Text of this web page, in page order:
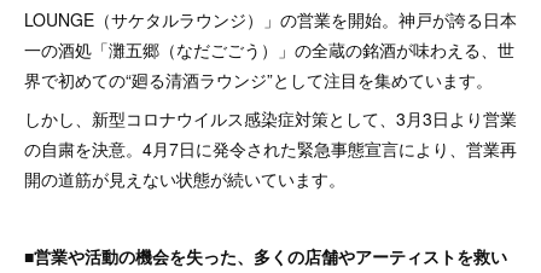
LOUNGE（サケタルラウンジ）」の営業を開始。神戸が誇る日本
一の酒処「灘五郷（なだごごう）」の全蔵の銘酒が味わえる、世
界で初めての“廻る清酒ラウンジ”として注目を集めています。
しかし、新型コロナウイルス感染症対策として、3月3日より営業
の自粛を決意。4月7日に発令された緊急事態宣言により、営業再
開の道筋が見えない状態が続いています。
■営業や活動の機会を失った、多くの店舗やアーティストを救い